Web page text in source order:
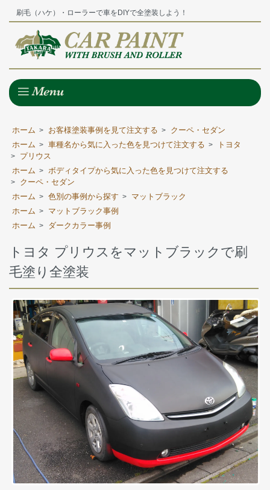
刷毛（ハケ）・ローラーで車をDIYで全塗装しよう！
ホーム > お客様塗装事例を見て注文する >
クーペ・セダン
ホーム > 車種名から気に入った色を見つけて注文する > トヨタ
>
プリウス
ホーム > ボディタイプから気に入った色を見つけて注文する
>
クーペ・セダン
ホーム > 色別の事例から探す >
マットブラック
ホーム >
マットブラック事例
ホーム > ダークカラー事例
トヨタ プリウスをマットブラックで刷
毛塗り全塗装